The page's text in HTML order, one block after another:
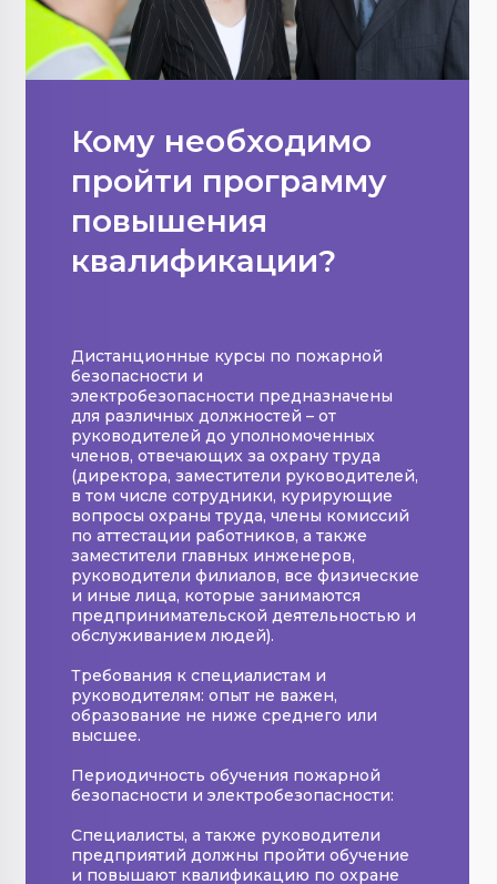
Кому необходимо
пройти программу
повышения
квалификации?
Дистанционные курсы по пожарной
безопасности и
электробезопасности предназначены
для различных должностей – от
руководителей до уполномоченных
членов, отвечающих за охрану труда
(директора, заместители руководителей,
в том числе сотрудники, курирующие
вопросы охраны труда, члены комиссий
по аттестации работников, а также
заместители главных инженеров,
руководители филиалов, все физические
и иные лица, которые занимаются
предпринимательской деятельностью и
обслуживанием людей).
Требования к специалистам и
руководителям: опыт не важен,
образование не ниже среднего или
высшее.
Периодичность обучения пожарной
безопасности и электробезопасности:
Специалисты, а также руководители
предприятий должны пройти обучение
и повышают квалификацию по охране